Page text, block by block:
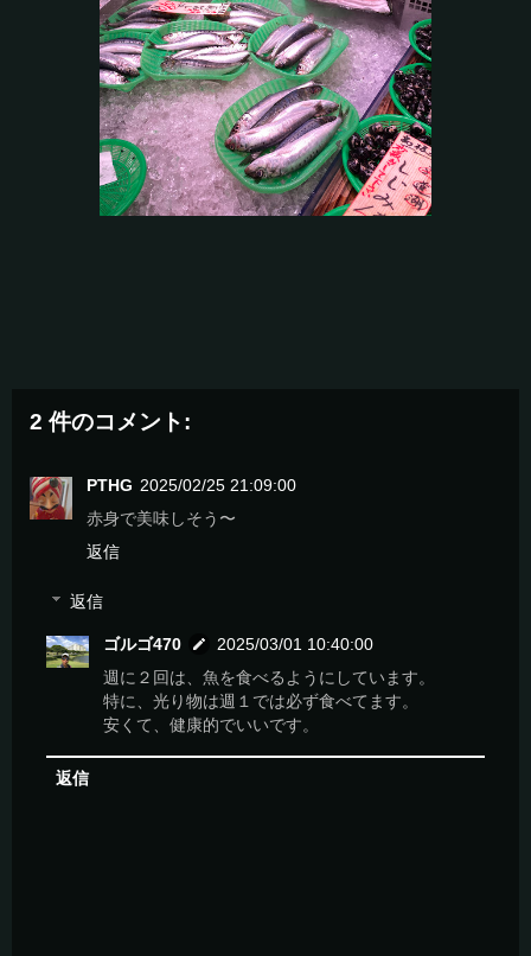
2 件のコメント:
PTHG 2025/02/25 21:09:00
赤身で美味しそう〜
返信
返信
ゴルゴ470
2025/03/01 10:40:00
週に２回は、魚を食べるようにしています。
特に、光り物は週１では必ず食べてます。
安くて、健康的でいいです。
返信